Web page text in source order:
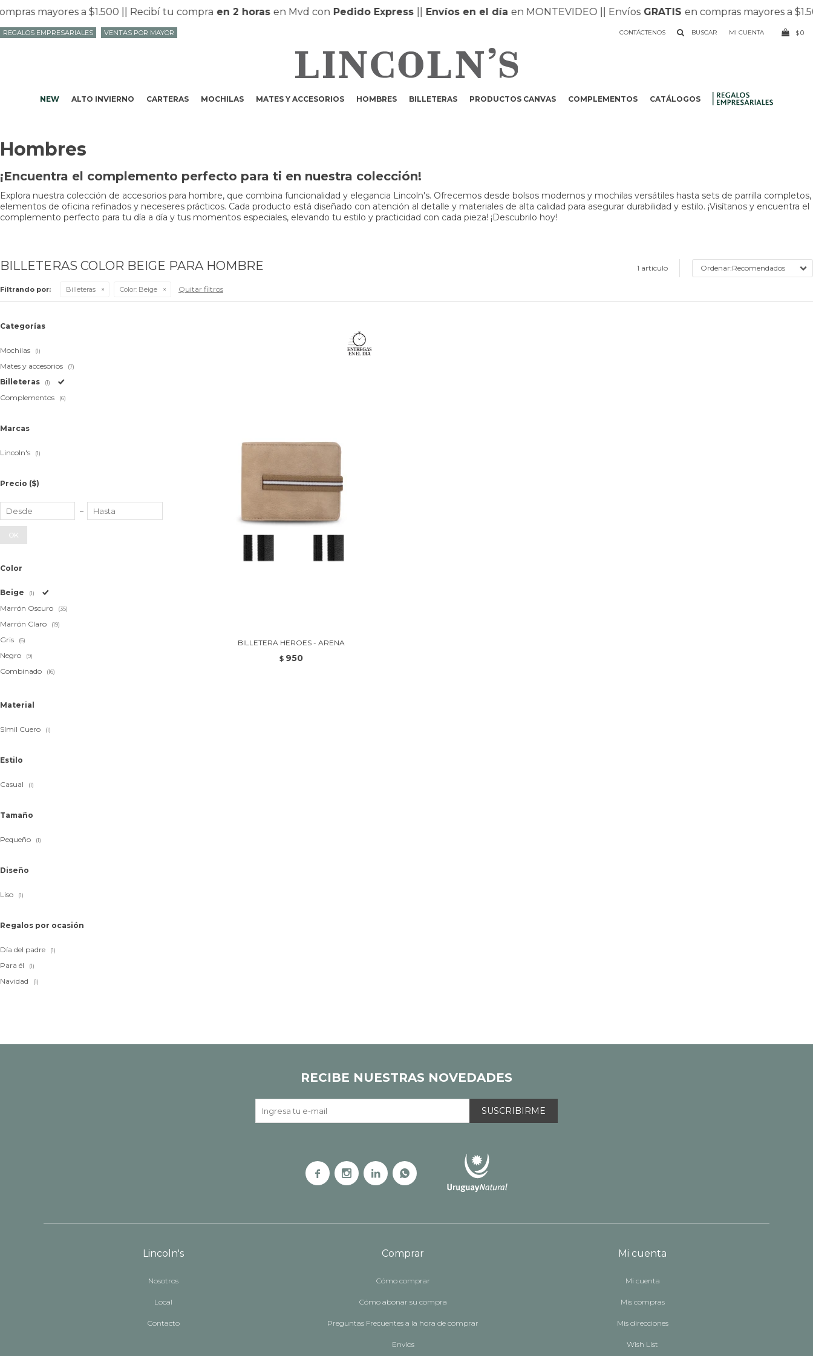
mayores a $1.500 || Recibí tu compraen 2 horasen Mvd conPedido Express||Envíos en el díaen MONTEVIDEO || EnvíosGRATISen compras mayores a
NEW ALTO INVIERNO CARTERAS MOCHILAS MATES Y ACCESORIOS HOMBRES BILLETERAS PRODUCTOS CANVAS COMPLEMENTOS CATÁLOGOS
CONTÁCTENOS $0
REGALOS EMPRESARIALES VENTAS POR MAYOR
Hombres
¡Encuentra el complemento perfecto para ti en nuestra colección!
Explora nuestra colección de accesorios para hombre, que combina funcionalidad y elegancia Lincoln's. Ofrecemos desde bolsos modernos y mochilas versátiles hasta sets de parrilla completos,
elementos de oficina refinados y neceseres prácticos. Cada producto está diseñado con atención al detalle y materiales de alta calidad para asegurar durabilidad y estilo. ¡Visítanos y encuentra el
complemento perfecto para tu día a día y tus momentos especiales, elevando tu estilo y practicidad con cada pieza! ¡Descubrilo hoy!
BILLETERAS COLOR BEIGE PARA HOMBRE 1 artículo Recomendados
Filtrando por: Billeteras Color: Beige Quitar filtros
BILLETERA HEROES - ARENA
$ 950
Categorías
Mochilas (1)
Mates y accesorios (7)
Billeteras (1)
Complementos (6)
Marcas
Lincoln's (1)
Precio ($)
OK
Color
Beige (1)
Marrón Oscuro (35)
Marrón Claro (19)
Gris (6)
Negro (9)
Combinado (16)
Material
Símil Cuero (1)
Estilo
Casual (1)
Tamaño
Pequeño (1)
Diseño
Liso (1)
Regalos por ocasión
Día del padre (1)
Para él (1)
Navidad (1)
Lincoln's
Nosotros
Local
Contacto
Comprar
Cómo comprar
Cómo abonar su compra
Preguntas Frecuentes a la hora de comprar
Envíos
Mi cuenta
Mi cuenta
Mis compras
Mis direcciones
Wish List
RECIBE NUESTRAS NOVEDADES
SUSCRIBIRME
   